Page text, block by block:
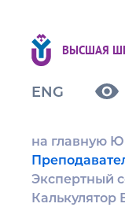
ВЫСШАЯ
ENG
на главную
Экспертный
Калькулятор